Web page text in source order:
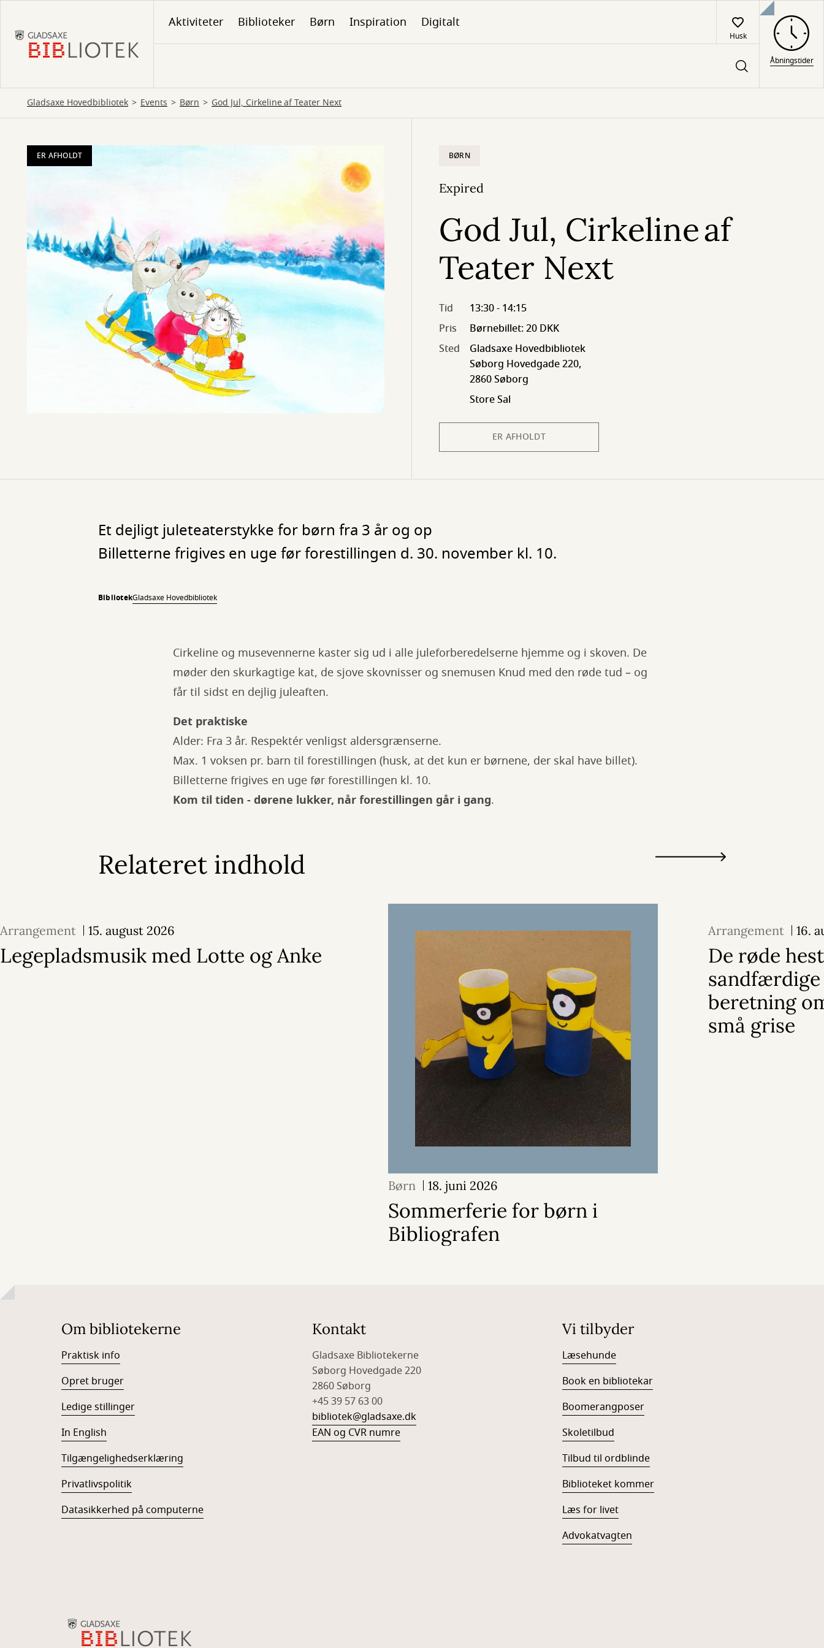
hovedindhold
Aktiviteter Biblioteker Børn Inspiration Digitalt
Husk
Åbningstider
Gladsaxe Hovedbibliotek Events Børn God Jul, Cirkeline af Teater Next
ER AFHOLDT BØRN
Expired
God Jul, Cirkeline af
Teater Next
Tid
13:30 - 14:15
Pris
Børnebillet: 20 DKK
Sted
Gladsaxe Hovedbibliotek
Søborg Hovedgade 220,
2860 Søborg
Store Sal
ER AFHOLDT
Et dejligt juleteaterstykke for børn fra 3 år og op
Billetterne frigives en uge før forestillingen d. 30. november kl. 10.
BibliotekGladsaxe Hovedbibliotek
Cirkeline og musevennerne kaster sig ud i alle juleforberedelserne hjemme og i skoven. De
møder den skurkagtige kat, de sjove skovnisser og snemusen Knud med den røde tud – og
får til sidst en dejlig juleaften.
Det praktiske
Alder: Fra 3 år. Respektér venligst aldersgrænserne.
Max. 1 voksen pr. barn til forestillingen (husk, at det kun er børnene, der skal have billet).
Billetterne frigives en uge før forestillingen kl. 10.
Kom til tiden - dørene lukker, når forestillingen går i gang.
Relateret indhold
Arrangement 15. august 2026
Legepladsmusik med Lotte og Anke
Børn 18. juni 2026
Sommerferie for børn i
Bibliografen
Arrangement 16.
De røde
sandfærdige
beretning
små grise
Om bibliotekerne
Praktisk info
Opret bruger
Ledige stillinger
In English
Tilgængelighedserklæring
Privatlivspolitik
Datasikkerhed på computerne
Kontakt
Gladsaxe Bibliotekerne
Søborg Hovedgade 220
2860 Søborg
+45 39 57 63 00
bibliotek@gladsaxe.dk
EAN og CVR numre
Vi tilbyder
Læsehunde
Book en bibliotekar
Boomerangposer
Skoletilbud
Tilbud til ordblinde
Biblioteket kommer
Læs for livet
Advokatvagten